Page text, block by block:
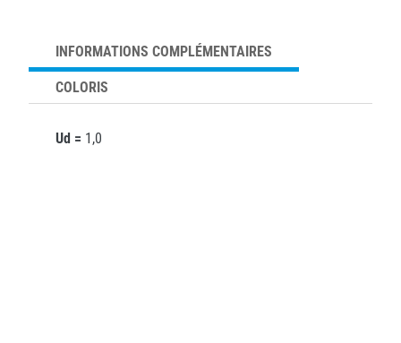
INFORMATIONS COMPLÉMENTAIRES
COLORIS
Ud = 1,0